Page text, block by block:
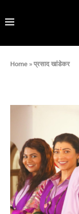
Home » प्रसाद खांडेकर